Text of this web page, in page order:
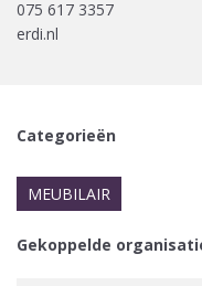
075 617 3357
erdi.nl
Categorieën
MEUBILAIR
Gekoppelde